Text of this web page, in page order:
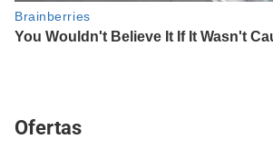
Ofertas